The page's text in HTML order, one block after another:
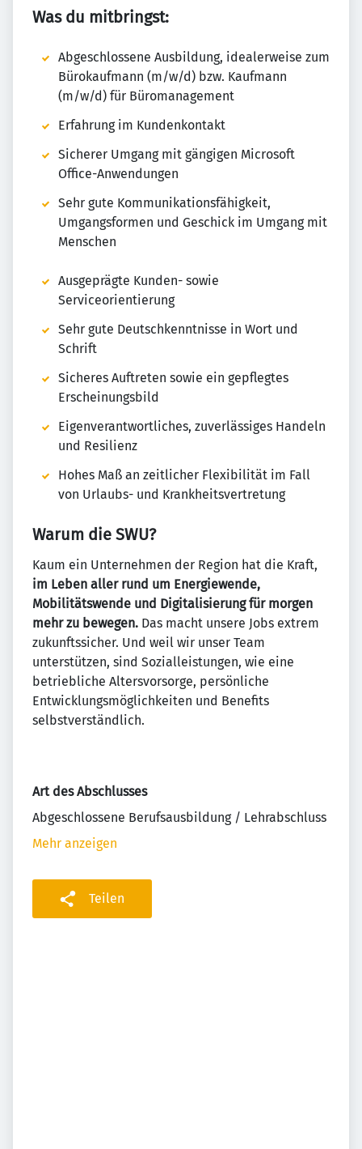
Was du mitbringst:
Abgeschlossene Ausbildung, idealerweise zum
Bürokaufmann (m/w/d) bzw. Kaufmann
(m/w/d) für Büromanagement
Erfahrung im Kundenkontakt
Sicherer Umgang mit gängigen Microsoft
Office-Anwendungen
Sehr gute Kommunikationsfähigkeit,
Umgangsformen und Geschick im Umgang mit
Menschen
Ausgeprägte Kunden- sowie
Serviceorientierung
Sehr gute Deutschkenntnisse in Wort und
Schrift
Sicheres Auftreten sowie ein gepflegtes
Erscheinungsbild
Eigenverantwortliches, zuverlässiges Handeln
und Resilienz
Hohes Maß an zeitlicher Flexibilität im Fall
von Urlaubs- und Krankheitsvertretung
Warum die SWU?
Kaum ein Unternehmen der Region hat die Kraft,
im Leben aller rund um Energiewende,
Mobilitätswende und Digitalisierung für morgen
mehr zu bewegen. Das macht unsere Jobs extrem
zukunftssicher. Und weil wir unser Team
unterstützen, sind Sozialleistungen, wie eine
betriebliche Altersvorsorge, persönliche
Entwicklungsmöglichkeiten und Benefits
selbstverständlich.
Art des Abschlusses
Abgeschlossene Berufsausbildung / Lehrabschluss
Mehr anzeigen
Teilen